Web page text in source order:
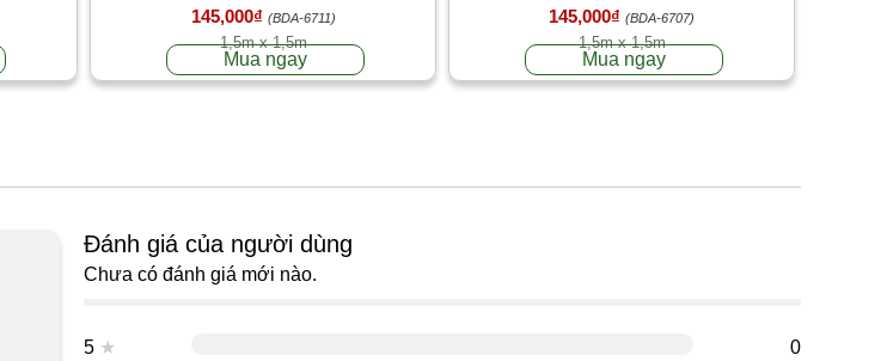
145,000₫ (BDA-6711)
1,5m x 1,5m
Mua ngay
145,000₫ (BDA-6707)
1,5m x 1,5m
Mua ngay
Đánh giá của người dùng
Chưa có đánh giá mới nào.
5 ★
0